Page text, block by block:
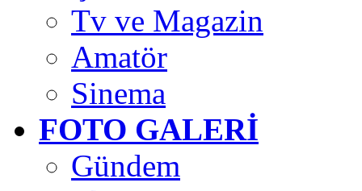
Tv ve Magazin
Amatör
Sinema
FOTO GALERİ
Gündem